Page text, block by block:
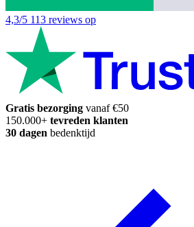
4,3/5 113 reviews op
Gratis bezorging vanaf €50
150.000+ tevreden klanten
30 dagen bedenktijd